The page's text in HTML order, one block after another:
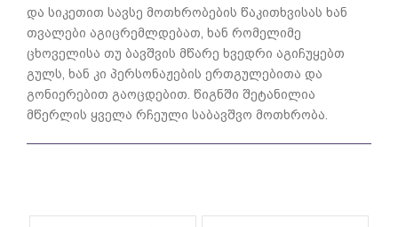
და სიკეთით სავსე მოთხრობების წაკითხვისას ხან
თვალები აგიცრემლდებათ, ხან რომელიმე
ცხოველისა თუ ბავშვის მწარე ხვედრი აგიჩუყებთ
გულს, ხან კი პერსონაჟების ერთგულებითა და
გონიერებით გაოცდებით. წიგნში შეტანილია
მწერლის ყველა რჩეული საბავშვო მოთხრობა.